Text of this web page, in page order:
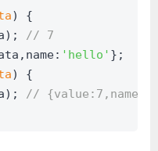
) {
// 7
name: 'hello' };
) {
//